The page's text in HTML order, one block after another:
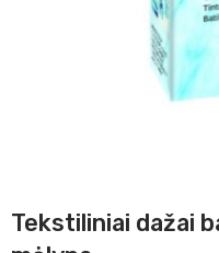
Tekstiliniai dažai